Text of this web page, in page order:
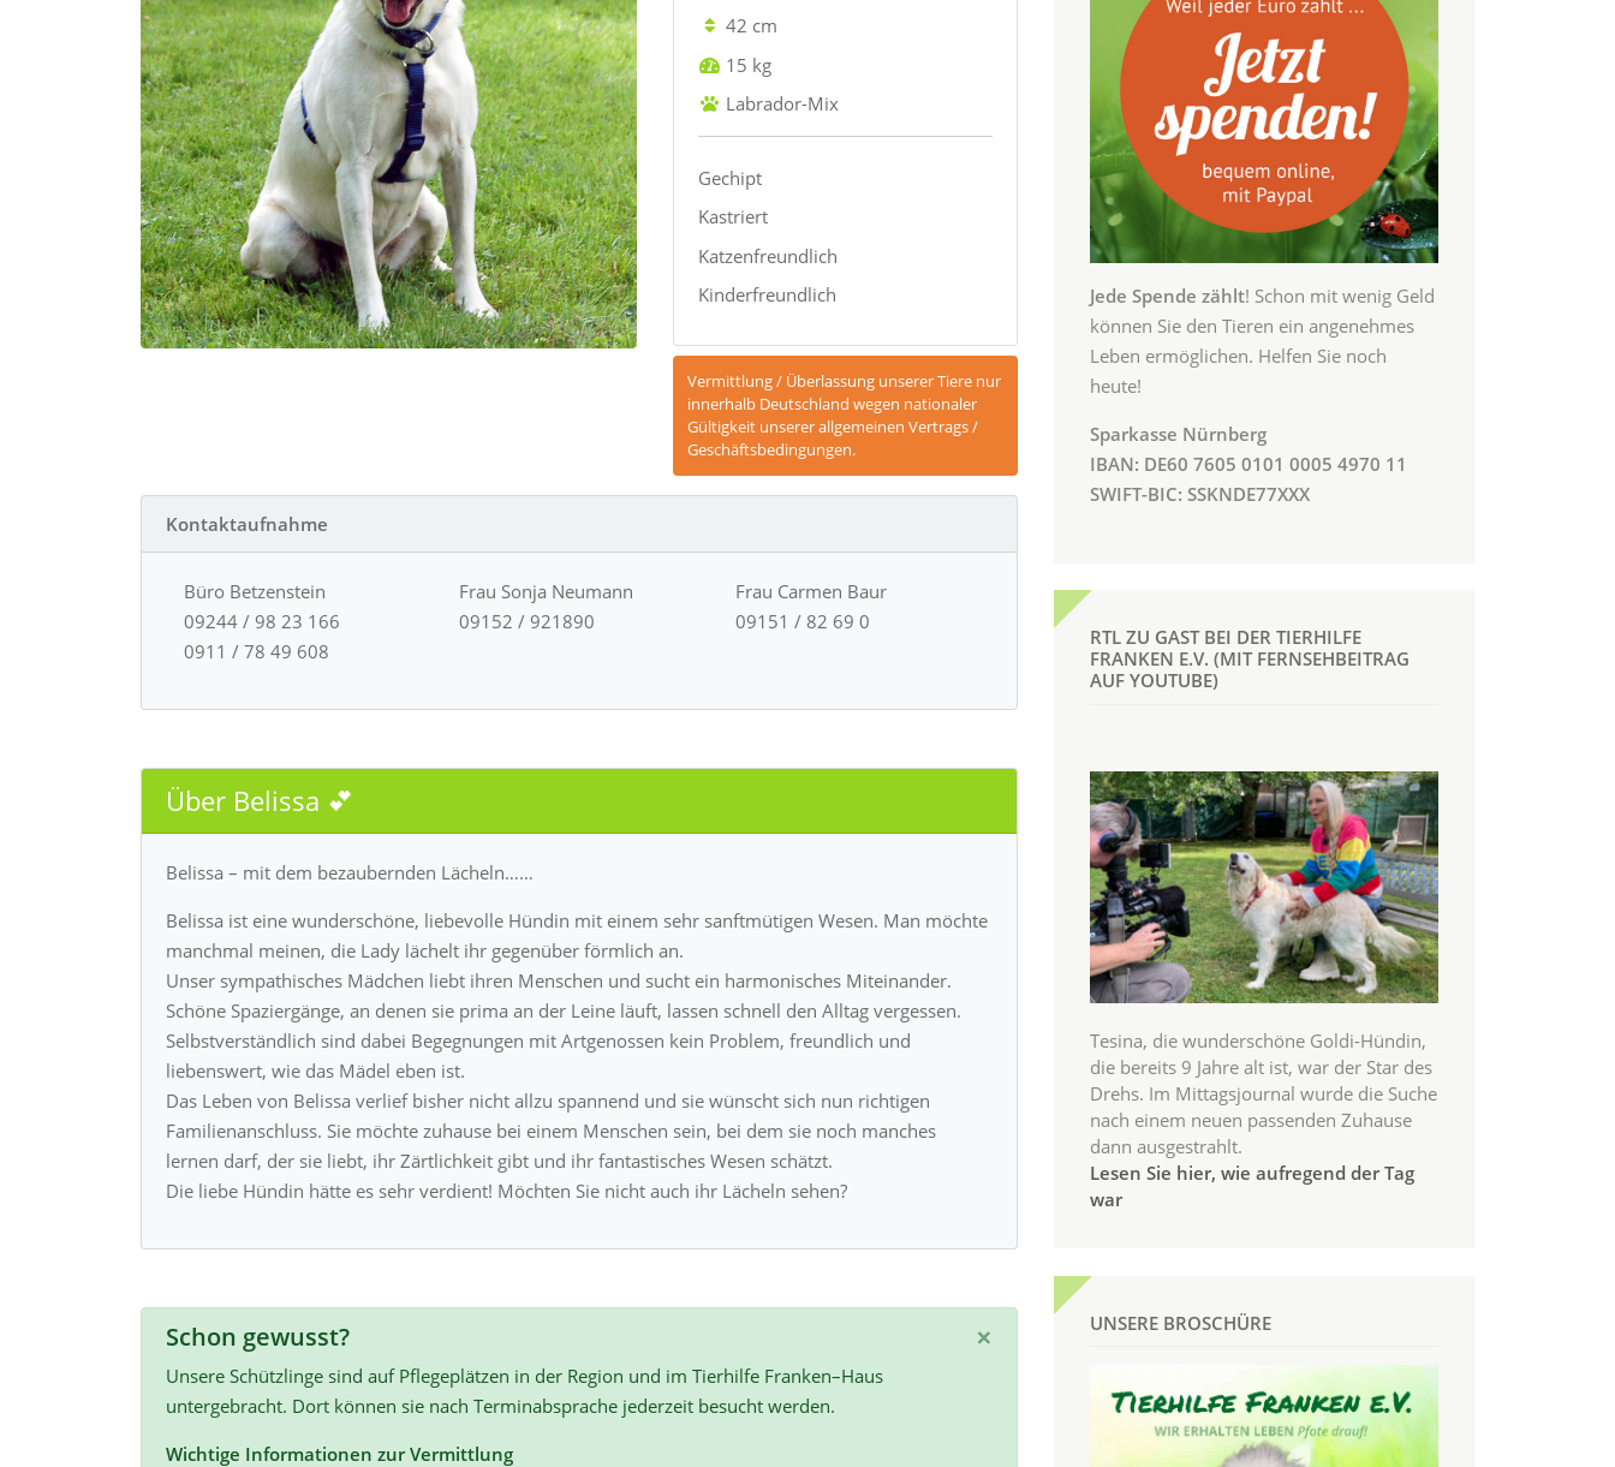
42 cm
15 kg
Labrador-Mix
Gechipt
Kastriert
Katzenfreundlich
Kinderfreundlich
Vermittlung / Überlassung unserer Tiere nur
innerhalb Deutschland wegen nationaler
Gültigkeit unserer allgemeinen Vertrags /
Geschäftsbedingungen.
Kontaktaufnahme
Büro Betzenstein
09244 / 98 23 166
0911 / 78 49 608
Frau Sonja Neumann
09152 / 921890
Frau Carmen Baur
09151 / 82 69 0
Über Belissa 💕
Belissa – mit dem bezaubernden Lächeln……
Belissa ist eine wunderschöne, liebevolle Hündin mit einem sehr sanftmütigen Wesen. Man möchte
manchmal meinen, die Lady lächelt ihr gegenüber förmlich an.
Unser sympathisches Mädchen liebt ihren Menschen und sucht ein harmonisches Miteinander.
Schöne Spaziergänge, an denen sie prima an der Leine läuft, lassen schnell den Alltag vergessen.
Selbstverständlich sind dabei Begegnungen mit Artgenossen kein Problem, freundlich und
liebenswert, wie das Mädel eben ist.
Das Leben von Belissa verlief bisher nicht allzu spannend und sie wünscht sich nun richtigen
Familienanschluss. Sie möchte zuhause bei einem Menschen sein, bei dem sie noch manches
lernen darf, der sie liebt, ihr Zärtlichkeit gibt und ihr fantastisches Wesen schätzt.
Die liebe Hündin hätte es sehr verdient! Möchten Sie nicht auch ihr Lächeln sehen?
×
Schon gewusst?
Unsere Schützlinge sind auf Pflegeplätzen in der Region und im Tierhilfe Franken–Haus
untergebracht. Dort können sie nach Terminabsprache jederzeit besucht werden.
Wichtige Informationen zur Vermittlung
Jede Spende zählt! Schon mit wenig Geld
können Sie den Tieren ein angenehmes
Leben ermöglichen. Helfen Sie noch
heute!
Sparkasse Nürnberg
IBAN: DE60 7605 0101 0005 4970 11
SWIFT-BIC: SSKNDE77XXX
RTL ZU GAST BEI DER TIERHILFE
FRANKEN E.V. (MIT FERNSEHBEITRAG
AUF YOUTUBE)
Tesina, die wunderschöne Goldi-Hündin,
die bereits 9 Jahre alt ist, war der Star des
Drehs. Im Mittagsjournal wurde die Suche
nach einem neuen passenden Zuhause
dann ausgestrahlt.
Lesen Sie hier, wie aufregend der Tag
war
UNSERE BROSCHÜRE